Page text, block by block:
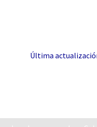
el artículo1ode la
. Reporte previo a la
Última